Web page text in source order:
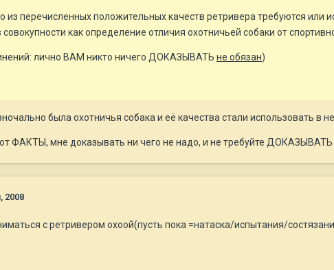
из перечисленных положительных качеств ретривера требуются или
как определение отличия охотничьей собаки от
лично ВАМ никто ничего ДОКАЗЫВАТЬ не обязан)
была охотничья собака и её качества стали использовать в
ФАКТЫ, мне доказывать ни чего не надо, и не требуйте
2008
с ретривером охоой(пусть пока =натаска/испытания/